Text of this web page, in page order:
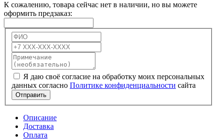
К сожалению, товара сейчас нет в наличии, но вы можете
оформить предзаказ:
Я даю своё согласие на обработку моих персональных
данных согласно Политике конфиденциальности сайта
Отправить
Описание
Доставка
Оплата